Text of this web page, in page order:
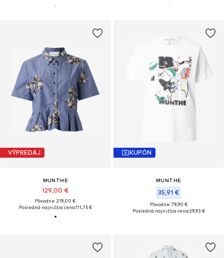
VÝPREDAJ
MUNTHE
129,00 €
Pôvodne: 219,00 €
Posledná najnižšia cena:111,75 €
KUPÓN
MUNTHE
35,91 €
Pôvodne: 79,90 €
Posledná najnižšia cena:29,93 €